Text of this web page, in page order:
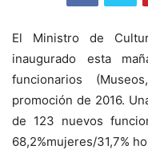
El Ministro de
inaugurado esta
funcionarios
promoción de 2016.
de 123 nuevos
68,2%mujeres/31,7%